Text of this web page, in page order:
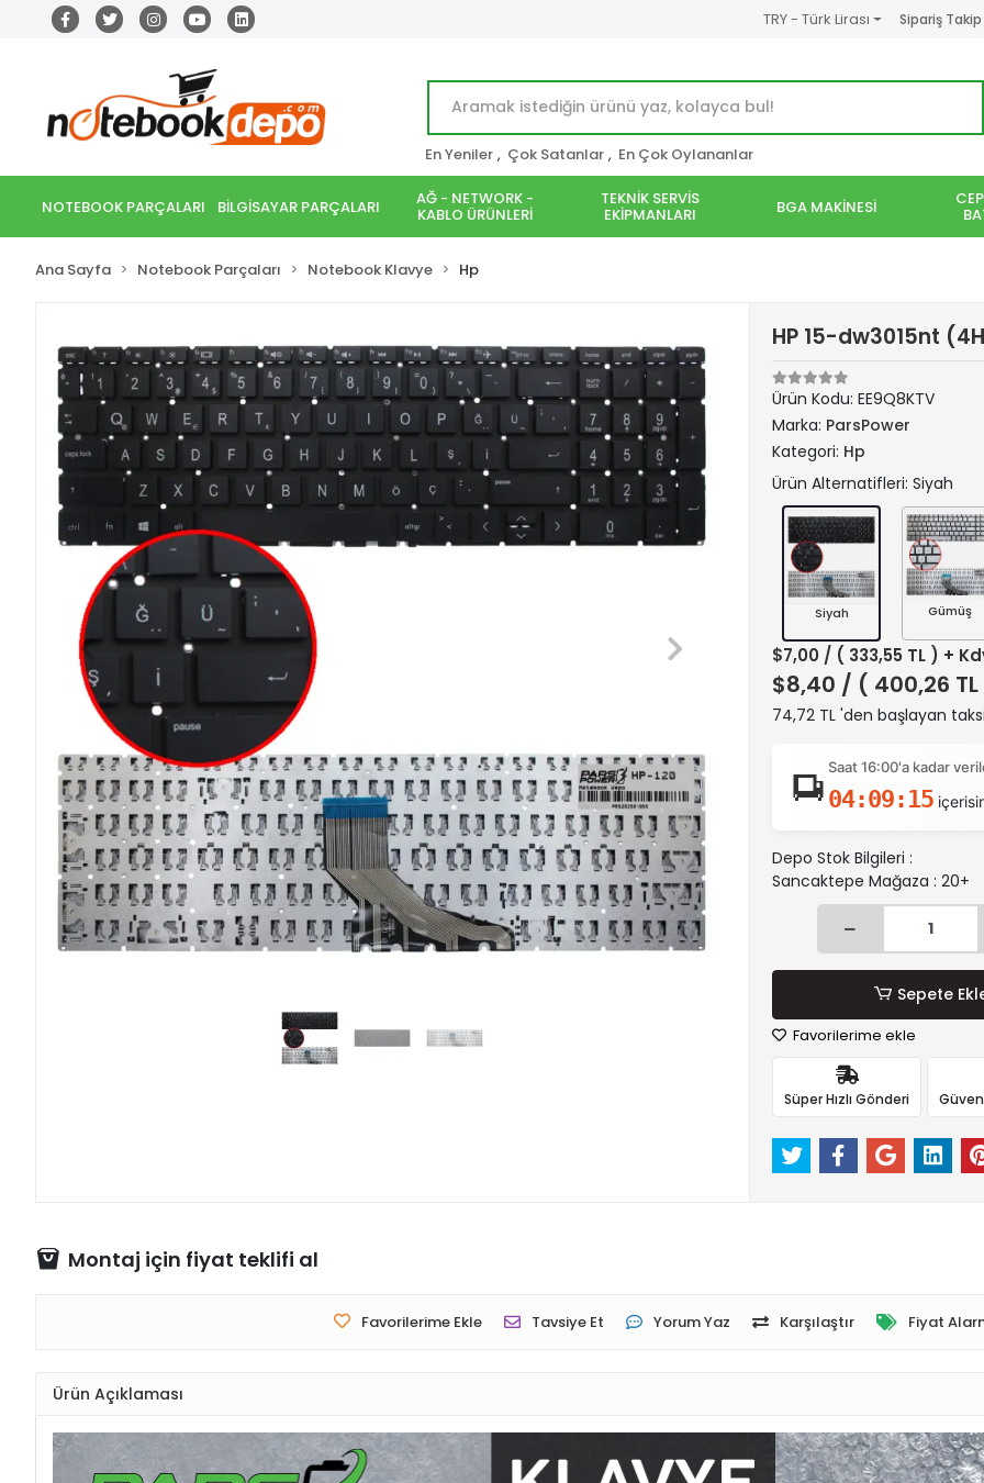
TRY - Türk Lirası Sipariş Takip
En Yeniler , Çok Satanlar , En Çok Oylananlar
NOTEBOOK PARÇALARI BİLGİSAYAR PARÇALARI AĞ - NETWORK -
KABLO ÜRÜNLERİ
TEKNİK SERVİS
EKİPMANLARI BGA MAKİNESİ
Ana Sayfa Notebook Parçaları Notebook Klavye Hp
HP 15-dw3015nt
Ürün Kodu: EE9Q8KTV
Marka: ParsPower
Kategori: Hp
Ürün Alternatifleri: Siyah
Siyah Gümüş
$7,00 / ( 333,55 TL ) +
$8,40 / ( 400,26
74,72 TL 'den başlayan
Saat 16:00'a kadar
04:09:14
Depo Stok Bilgileri :
Sancaktepe Mağaza : 20+
Sepete
Favorilerime ekle
Süper Hızlı Gönderi
Montaj için fiyat teklifi al
Favorilerime Ekle Tavsiye Et Yorum Yaz Karşılaştır Fiyat
Ürün Açıklaması